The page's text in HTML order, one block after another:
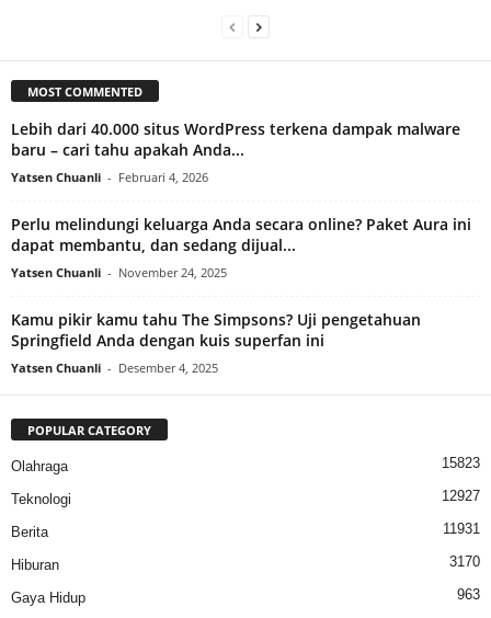
MOST COMMENTED
Lebih dari 40.000 situs WordPress terkena dampak malware
baru – cari tahu apakah Anda...
Yatsen Chuanli - Februari 4, 2026
Perlu melindungi keluarga Anda secara online? Paket Aura ini
dapat membantu, dan sedang dijual...
Yatsen Chuanli - November 24, 2025
Kamu pikir kamu tahu The Simpsons? Uji pengetahuan
Springfield Anda dengan kuis superfan ini
Yatsen Chuanli - Desember 4, 2025
POPULAR CATEGORY
Olahraga 15823
Teknologi 12927
Berita 11931
Hiburan 3170
Gaya Hidup 963